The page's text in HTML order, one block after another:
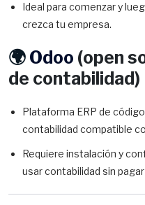
Ideal para comenzar y
crezca tu empresa.
🌍 Odoo (open
de contabilidad)
Plataforma ERP de
contabilidad compatible
Requiere instalación y
usar contabilidad sin